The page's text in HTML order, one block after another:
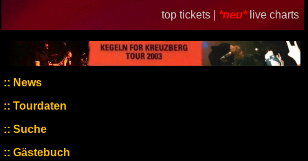
top tickets | *neu* live charts
News
Tourdaten
Suche
Gästebuch